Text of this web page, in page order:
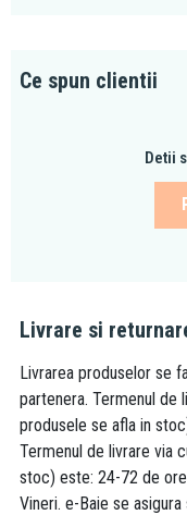
Ce spun clientii
Detii
Livrare si
Livrarea produselor se
partenera. Termenul de
produsele se afla in
Termenul de livrare via
stoc) este: 24-72 de
Vineri. e-Baie se